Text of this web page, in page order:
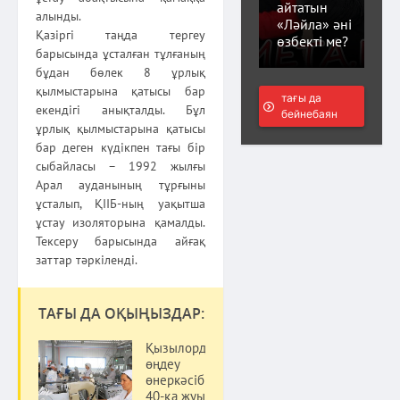
алынды.
Қазіргі таңда тергеу
барысында ұсталған тұлғаның
бұдан бөлек 8 ұрлық
қылмыстарына қатысы бар
екендігі анықталды. Бұл
ұрлық қылмыстарына қатысы
бар деген күдікпен тағы бір
сыбайласы – 1992 жылғы
Арал ауданының тұрғыны
ұсталып, ҚІІБ-ның уақытша
ұстау изоляторына қамалды.
Тексеру барысында айғақ
заттар тәркіленді.
ТАҒЫ ДА ОҚЫҢЫЗДАР:
Қызылордада
өңдеу
өнеркәсібінде
40-қа жуық
айтатын
«Ләйла» әні
өзбекті ме?
тағы да
бейнебаян